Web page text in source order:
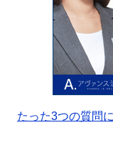
たった3つの質問